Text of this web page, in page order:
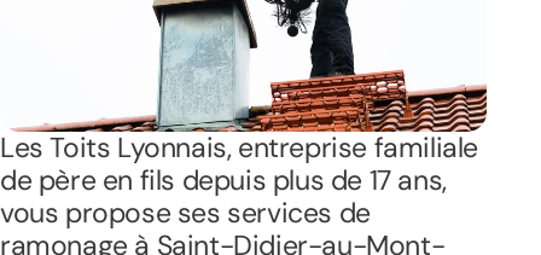
Les Toits Lyonnais, entreprise familiale
de père en fils depuis plus de 17 ans,
vous propose ses services de
ramonage à Saint-Didier-au-Mont-